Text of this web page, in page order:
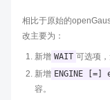
相比于原始的
改主要为：
新增 WAIT 可选项
新增 ENGINE [=]
容。